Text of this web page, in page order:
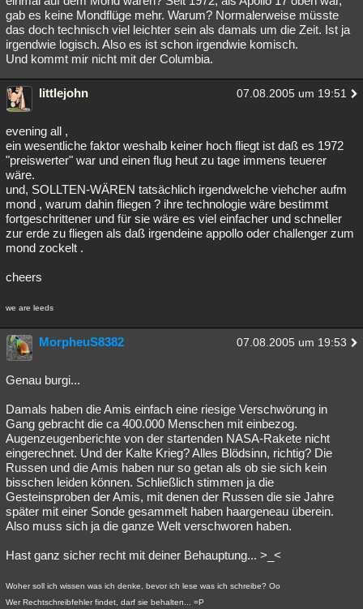
gab es keine Mondflüge mehr. Warum? Normalerweise müsste
das doch technisch viel leichter sein als damals um die Zeit. Ist ja
irgendwie logisch. Also es ist schon irgendwie komisch.
Und kommt mir nicht mit der Columbia.
littlejohn 07.08.2005 um 19:51
evening all ,
ein wesentliche faktor weshalb keiner hoch fliegt ist daß es 1972
"preiswerter" war und einen flug heut zu tage immens teuerer
wäre.
und, SOLLTEN-WÄREN tatsächlich irgendwelche viehcher aufm
mond , warum dahin fliegen ? ihre technologie wäre bestimmt
fortgeschrittener und für sie wäre es viel einfacher und schneller
zur erde zu fliegen als daß irgendeine appollo oder challenger zum
mond zockelt .
cheers
we are leeds
MorpheuS8382 07.08.2005 um 19:53
Genau burgi...
Damals haben die Amis einfach eine riesige Verschwörung in
Gang gebracht die ca 400.000 Menschen mit einbezog.
Augenzeugenberichte von der startenden NASA-Rakete nicht
eingerechnet. Und der Kalte Krieg? Alles Blödsinn, richtig? Die
Russen und die Amis haben nur so getan als ob sie sich kein
bisschen leiden können. Schließlich stimmen ja die
Gesteinsproben der Amis, mit denen der Russen die sie Jahre
später mit einer Sonde gesammelt haben haargeneau überein.
Also muss sich ja die ganze Welt verschworen haben.
Hast ganz sicher recht mit deiner Behauptung... >_<
Woher soll ich wissen was ich denke, bevor ich lese was ich schreibe? Oo
Wer Rechtschreibfehler findet, darf sie behalten... =P